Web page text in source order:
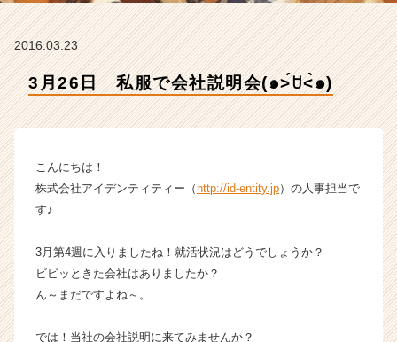
イ
ン】
ベ
ャ
企
業
ス
2016.03.23
3月26日 私服で会社説明会(๑˃́ꇴ˂̀๑)
こんにちは！
株式会社アイデンティティー（ http://id-entity.jp）の人事担当で
す♪
3月第4週に入りましたね！就活状況はどうでしょうか？
ビビッときた会社はありましたか？
ん～まだですよね～。
では！当社の会社説明に来てみませんか？